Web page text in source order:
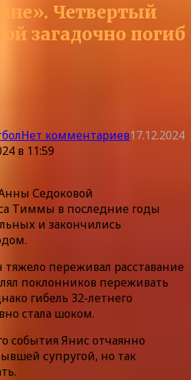
Четвертый
загадочно погиб
Нет комментариев17.12.2024
в 11:59
Седоковой
Тиммы в последние годы
и закончились
переживал расставание
поклонников переживать
гибель 32-летнего
стала шоком.
события Янис отчаянно
супругой, но так